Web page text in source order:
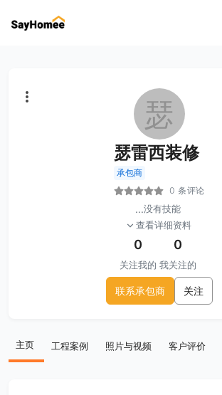
瑟
瑟雷西装修
承包商
0 条评论
...没有技能
查看详细资料
0
关注我的
0
我关注的
联系承包商 关注
主页 工程案例 照片与视频 客户评价